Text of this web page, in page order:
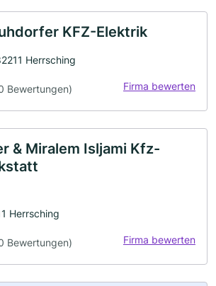
KFZ-Elektrik
Herrsching
Bewertungen) Firma bewerten
& Miralem Isljami Kfz-
Herrsching
Bewertungen) Firma bewerten